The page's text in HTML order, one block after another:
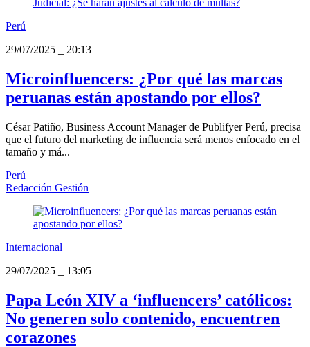
Perú
29/07/2025
20:13
Microinfluencers: ¿Por qué las marcas
peruanas están apostando por ellos?
César Patiño, Business Account Manager de Publifyer Perú, precisa
que el futuro del marketing de influencia será menos enfocado en el
tamaño y má...
Perú
Redacción Gestión
Internacional
29/07/2025
13:05
Papa León XIV a ‘influencers’ católicos:
No generen solo contenido, encuentren
corazones